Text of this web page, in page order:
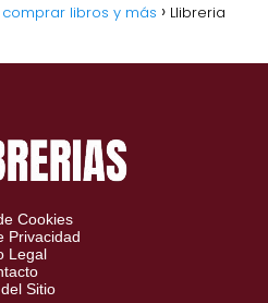
libros y más
Llibreria
Cookies
Privacidad
Legal
Sitio